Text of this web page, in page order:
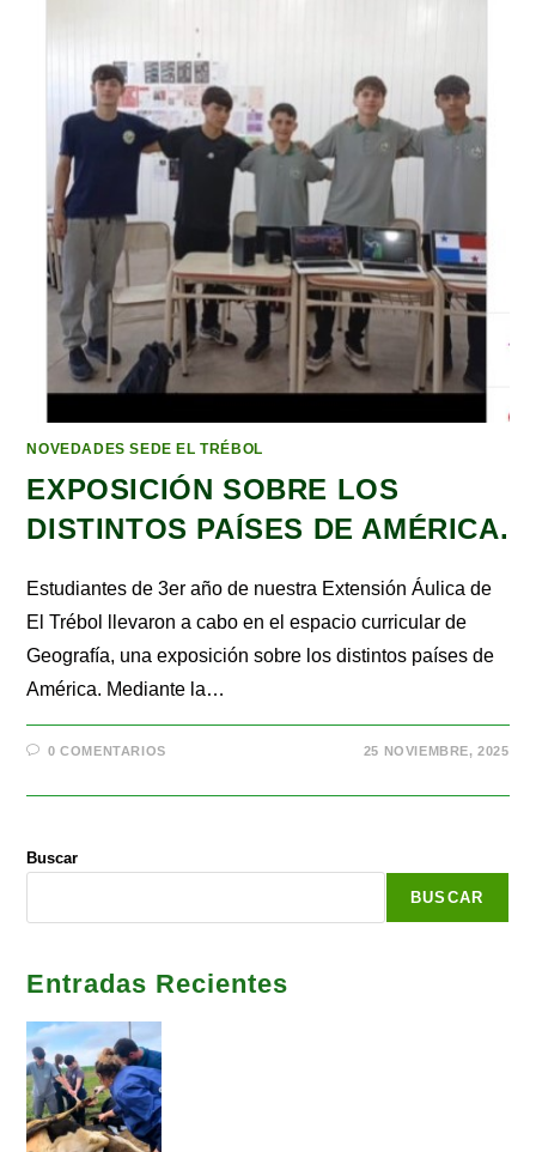
NOVEDADES SEDE EL TRÉBOL
EXPOSICIÓN SOBRE LOS
DISTINTOS PAÍSES DE AMÉRICA.
Estudiantes de 3er año de nuestra Extensión Áulica de
El Trébol llevaron a cabo en el espacio curricular de
Geografía, una exposición sobre los distintos países de
América. Mediante la…
0 COMENTARIOS 25 NOVIEMBRE, 2025
Buscar
BUSCAR
Entradas Recientes